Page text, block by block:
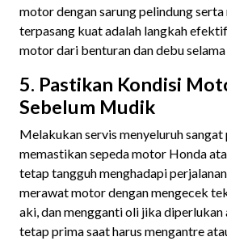
motor dengan sarung pelindung
terpasang kuat adalah langkah
motor dari benturan dan debu selama
5. Pastikan Kondisi
Sebelum Mudik
Melakukan servis menyeluruh
memastikan sepeda motor Honda
tetap tangguh menghadapi
merawat motor dengan mengecek
aki, dan mengganti oli jika
tetap prima saat harus mengantre